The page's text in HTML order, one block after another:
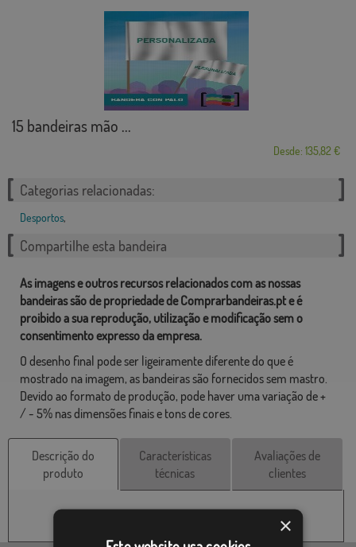
15 bandeiras mão ...
Desde: 135,82 €
Categorias relacionadas:
Desportos,
Compartilhe esta bandeira
As imagens e outros recursos relacionados com as nossas
bandeiras são de propriedade de Comprarbandeiras.pt e é
proibido a sua reprodução, utilização e modificação sem o
consentimento expresso da empresa.
O desenho final pode ser ligeiramente diferente do que é
mostrado na imagem, as bandeiras são fornecidos sem mastro.
Devido ao formato de produção, pode haver uma variação de +
/ - 5% nas dimensões finais e tons de cores.
Descrição do
produto
Características
técnicas
Avaliações de
clientes
×